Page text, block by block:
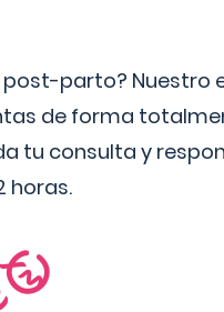
parto? Nuestro
de forma
tu consulta y
horas.